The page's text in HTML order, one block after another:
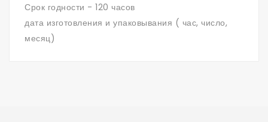
Срок годности - 120 часов
дата изготовления и упаковывания ( час, число,
месяц)